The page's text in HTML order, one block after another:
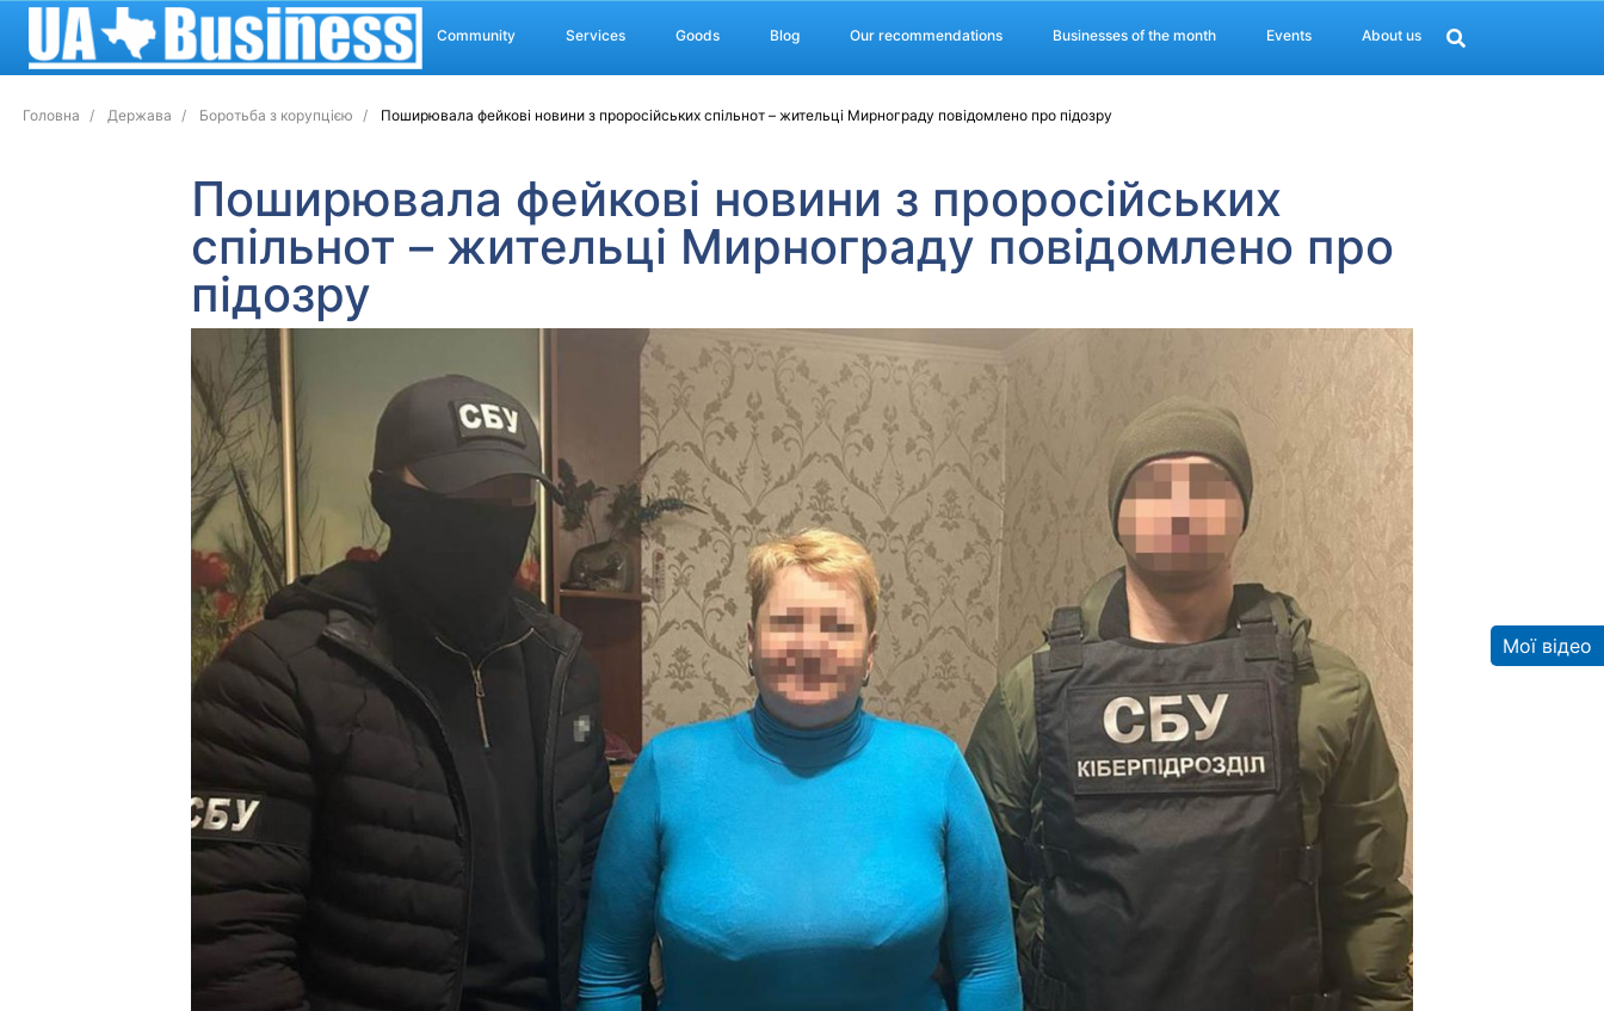
Community Services Goods Blog Our recommendations Businesses of the month Events About us
Головна Держава Боротьба з корупцією Поширювала фейкові новини з проросійських спільнот – жительці Мирнограду повідомлено про підозру
Поширювала фейкові новини з проросійських
спільнот – жительці Мирнограду повідомлено про
підозру
Мої відео